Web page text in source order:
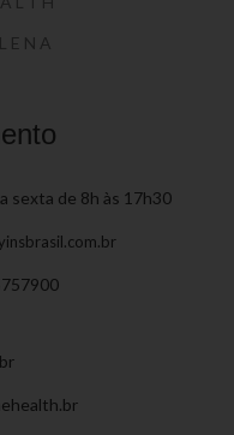
sexta de 8h às 17h30